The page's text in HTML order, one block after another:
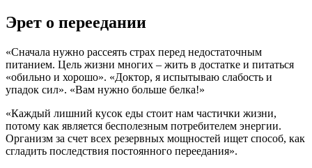
Эрет о переедании
«Сначала нужно рассеять страх перед недостаточным
питанием. Цель жизни многих – жить в достатке и питаться
«обильно и хорошо». «Доктор, я испытываю слабость и
упадок сил». «Вам нужно больше белка!»
«Каждый лишний кусок еды стоит нам частички жизни,
потому как является бесполезным потребителем энергии.
Организм за счет всех резервных мощностей ищет способ, как
сгладить последствия постоянного переедания».